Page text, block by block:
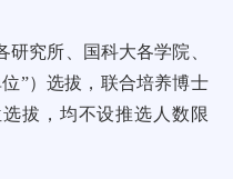
究所、国科大各学院、
”）选拔，联合培养博士
拔，均不设推选人数限